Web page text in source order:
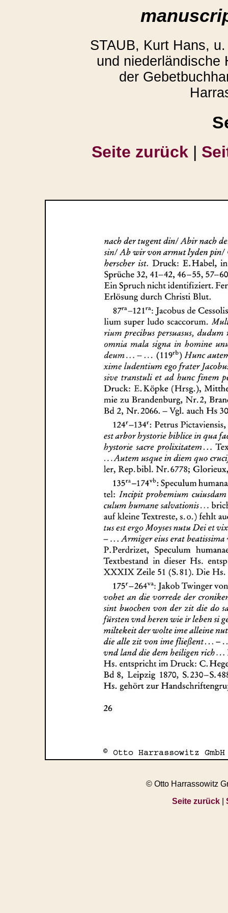
STAUB, Kurt Hans,
und niederländische
der
Seite zurück |
© Otto Harrassowitz
Seite zurück|